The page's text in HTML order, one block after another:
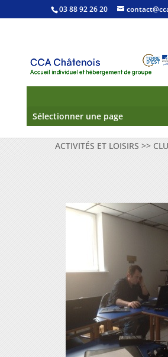
03 88 92 26 20
Sélectionner une page
ACTIVITÉS ET LOISIRS >>